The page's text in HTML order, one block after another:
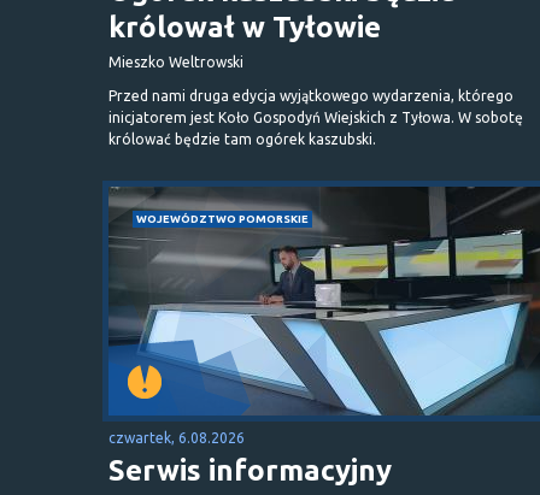
królował w Tyłowie
Mieszko Weltrowski
Przed nami druga edycja wyjątkowego wydarzenia, którego
inicjatorem jest Koło Gospodyń Wiejskich z Tyłowa. W sobotę
królować będzie tam ogórek kaszubski.
WOJEWÓDZTWO POMORSKIE
czwartek, 6.08.2026
Serwis informacyjny